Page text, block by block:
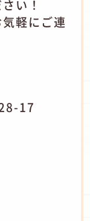
い！
軽にご連
17